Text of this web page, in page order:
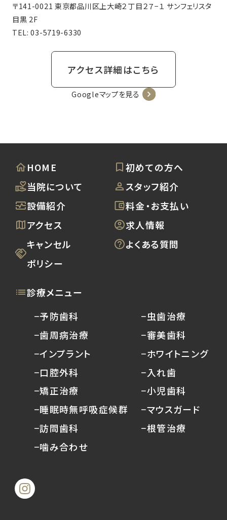
〒141-0021 東京都品川区上大崎２丁目２７−１ サンフェリスタ
目黒 2F
TEL:03-5719-6330
アクセス詳細はこちら
Googleマップを見る
HOME
初めての方へ
当院について
スタッフ紹介
設備紹介
料金・お支払い
アクセス
求人情報
キャンセル
ポリシー
よくある質問
診療メニュー
−予防歯科
−歯周病治療
−インプラント
−口腔外科
−矯正治療
−睡眠時無呼吸症候群
−訪問歯科
−噛み合わせ
−虫歯治療
−審美歯科
−ホワイトニング
−入れ歯
−小児歯科
−マウスガード
−根管治療